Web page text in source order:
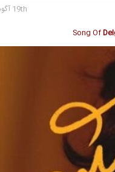
19th آگوست 2024
Song Of